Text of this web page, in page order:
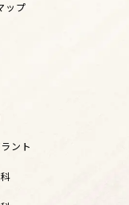
ップ
ント